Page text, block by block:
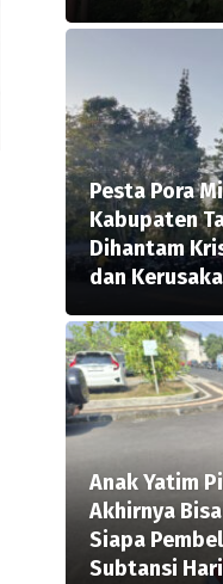
Pesta Pora
Kabupaten
Dihantam
dan
Anak Yatim
Akhirnya
Siapa
Subtansi